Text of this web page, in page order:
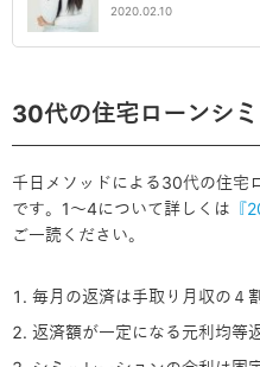
2020.02.10
30代の住宅ローンシ
千日メソッドによる30代の住宅
です。1～4について詳しくは 『
ご一読ください。
毎月の返済は手取り月収の４
返済額が一定になる元利均等